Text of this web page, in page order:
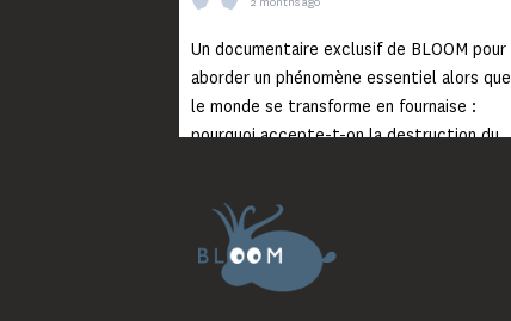
Un documentaire exclusif de BLOOM pour
aborder un phénomène essentiel alors que
le monde se transforme en fournaise :
pourquoi accepte-t-on la destruction du
Lisez jusqu’au bout et rendez-vous sur
notre chaîne Youtube (lien en bio) pour
découvrir un film qui génèrera deux choses
importantes : des conversations